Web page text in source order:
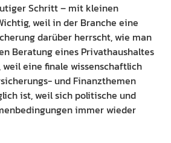
Schritt – mit kleinen
weil in der Branche eine
darüber herrscht, wie man
Beratung eines Privathaushaltes
weil eine finale wissenschaftlich
und Finanzthemen
ist, weil sich politische und
immer wieder